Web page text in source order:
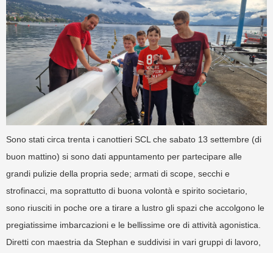
Sono stati circa trenta i canottieri SCL che sabato 13 settembre (di
buon mattino) si sono dati appuntamento per partecipare alle
grandi pulizie della propria sede; armati di scope, secchi e
strofinacci, ma soprattutto di buona volontà e spirito societario,
sono riusciti in poche ore a tirare a lustro gli spazi che accolgono le
pregiatissime imbarcazioni e le bellissime ore di attività agonistica.
Diretti con maestria da Stephan e suddivisi in vari gruppi di lavoro,